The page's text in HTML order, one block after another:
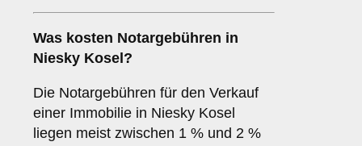
Was kosten Notargebühren in
Niesky Kosel?
Die Notargebühren für den Verkauf
einer Immobilie in Niesky Kosel
liegen meist zwischen 1 % und 2 %